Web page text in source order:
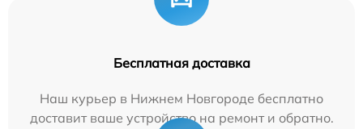
Бесплатная доставка
Наш курьер в Нижнем Новгороде бесплатно
доставит ваше устройство на ремонт и обратно.